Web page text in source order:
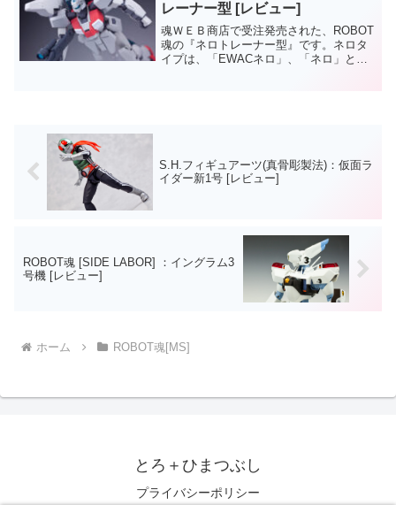
レーナー型 [レビュー]
魂ＷＥＢ商店で受注発売された、ROBOT
魂の『ネロトレーナー型』です。ネロタ
イプは、「EWACネロ」、「ネロ」と順
S.H.フィギュアーツ(真骨彫製法)：仮面ラ
イダー新1号 [レビュー]
ROBOT魂 [SIDE LABOR] ：イングラム3
号機 [レビュー]
ホーム ROBOT魂[MS]
とろ＋ひまつぶし
プライバシーポリシー